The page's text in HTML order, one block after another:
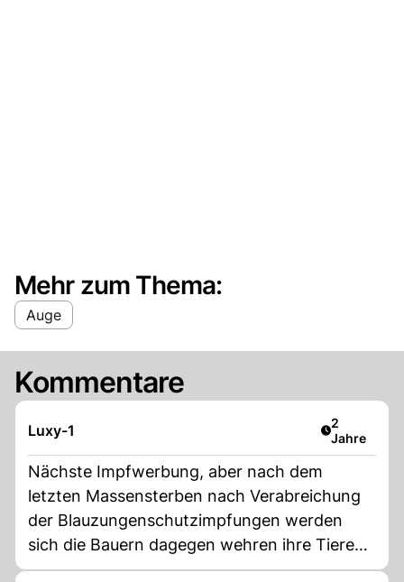
Mehr zum Thema:
Auge
Kommentare
Luxy-1 Artikel
2
Jahre
Nächste Impfwerbung, aber nach dem
letzten Massensterben nach Verabreichung
der Blauzungenschutzimpfungen werden
sich die Bauern dagegen wehren ihre Tiere
erneut dieser Gefahr auszusetzen. Nie zuvor